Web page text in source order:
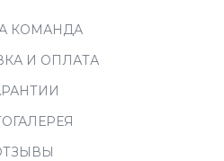
КОМАНДА
И ОПЛАТА